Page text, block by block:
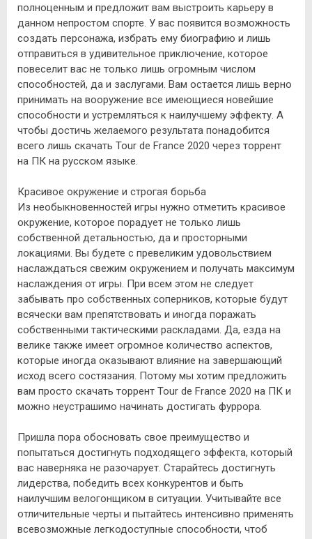
полноценным и предложит вам выстроить карьеру в
данном непростом спорте. У вас появится возможность
создать персонажа, избрать ему биографию и лишь
отправиться в удивительное приключение, которое
повеселит вас не только лишь огромным числом
способностей, да и заслугами. Вам остается лишь верно
принимать на вооружение все имеющиеся новейшие
способности и устремляться к наилучшему эффекту. А
чтобы достичь желаемого результата понадобится
всего лишь скачать Tour de France 2020 через торрент
на ПК на русском языке.
Красивое окружение и строгая борьба
Из необыкновенностей игры нужно отметить красивое
окружение, которое порадует не только лишь
собственной детальностью, да и просторными
локациями. Вы будете с превеликим удовольствием
наслаждаться свежим окружением и получать максимум
наслаждения от игры. При всем этом не следует
забывать про собственных соперников, которые будут
всячески вам препятствовать и иногда поражать
собственными тактическими раскладами. Да, езда на
велике также имеет огромное количество аспектов,
которые иногда оказывают влияние на завершающий
исход всего состязания. Потому мы хотим предложить
вам просто скачать торрент Tour de France 2020 на ПК и
можно неустрашимо начинать достигать фуррора.
Пришла пора обосновать свое преимущество и
попытаться достигнуть подходящего эффекта, который
вас наверняка не разочарует. Старайтесь достигнуть
лидерства, победить всех конкурентов и быть
наилучшим велогонщиком в ситуации. Учитывайте все
отличительные черты и пытайтесь интенсивно применять
всевозможные легкодоступные способности, чтоб